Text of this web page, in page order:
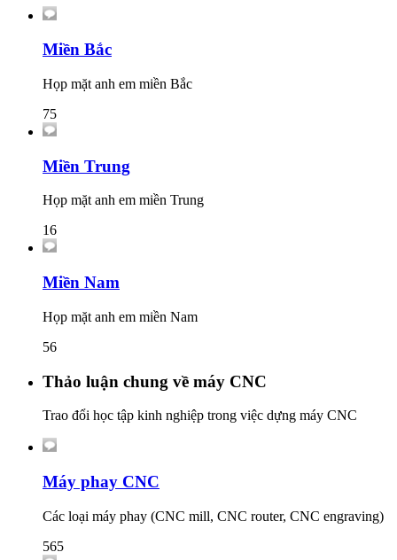
Miền Bắc
Họp mặt anh em miền Bắc
75
Miền Trung
Họp mặt anh em miền Trung
16
Miền Nam
Họp mặt anh em miền Nam
56
Thảo luận chung về máy CNC
Trao đổi học tập kinh nghiệp trong việc dựng máy CNC
Máy phay CNC
Các loại máy phay (CNC mill, CNC router, CNC engraving)
565